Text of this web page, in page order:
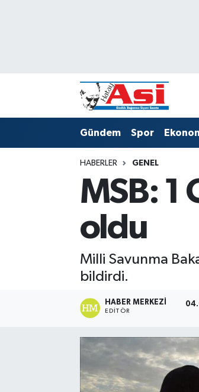
Gündem Spor
HABERLER GENEL
MSB:
oldu
Milli Savunma
bildirdi.
HABER MERKEZI
EDITÖR
Namaz Vakitleri
Trafik Durumu
Süper Lig Puan Durumu ve Fikstür
Tüm Manşetler
Son Dakika Haberleri
Haber Arşivi